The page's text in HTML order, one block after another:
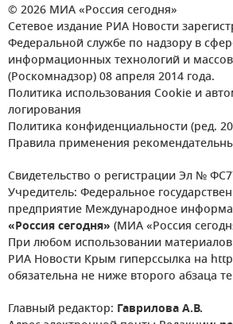
© 2026 МИА «Россия сегодня»
Сетевое издание РИА Новости
Федеральной службе по надзору в
информационных технологий и
(Роскомнадзор) 08 апреля 2014 года.
Политика использования Cookie и
логирования
Политика конфиденциальности (ред.
Правила применения
Свидетельство о регистрации Эл №
Учредитель: Федеральное
предприятие Международное
«Россия сегодня» (МИА «Россия
При любом использовании материалов
РИА Новости Крым гиперссылка на
обязательна не ниже второго абзаца
Главный редактор: Гаврилова А.В.